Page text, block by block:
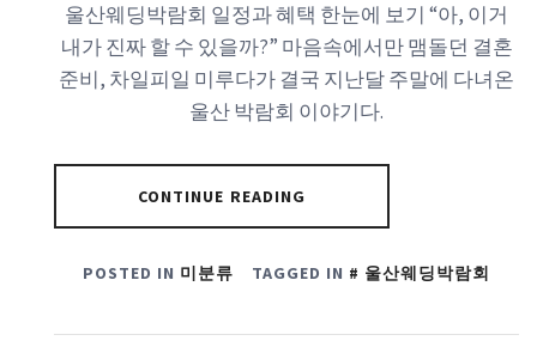
울산웨딩박람회 일정과 혜택 한눈에 보기 “아, 이거
내가 진짜 할 수 있을까?” 마음속에서만 맴돌던 결혼
준비, 차일피일 미루다가 결국 지난달 주말에 다녀온
울산 박람회 이야기다.
CONTINUE READING
POSTED IN 미분류 TAGGED IN 울산웨딩박람회